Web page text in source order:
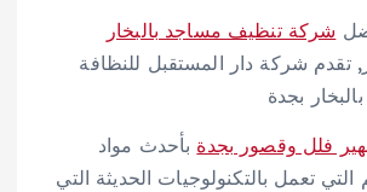
شركة تنظيف مساجد بالبخار
شركة دار المستقبل للنظافة
بجدة
فلل وقصور بجدة بأحدث مواد
التي تعمل بالتكنولوجيات الحديثة التي